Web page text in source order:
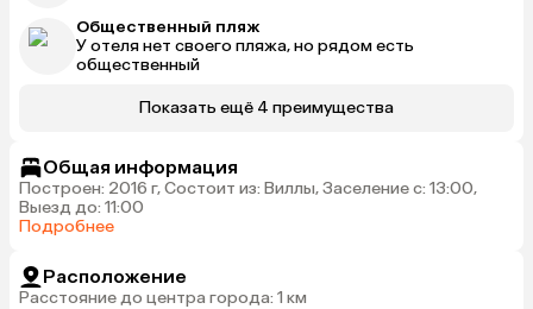
Общественный пляж
У отеля нет своего пляжа, но рядом есть
общественный
Показать ещё 4 преимущества
Общая информация
Построен: 2016 г, Состоит из: Виллы, Заселение с: 13:00,
Выезд до: 11:00
Подробнее
Расположение
Расстояние до центра города: 1 км